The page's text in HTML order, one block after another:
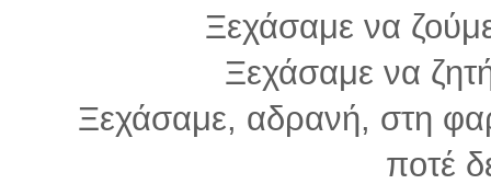
Ξεχάσαμε να
Ξεχάσαμε να
Ξεχάσαμε, αδρανή, στη
ποτέ